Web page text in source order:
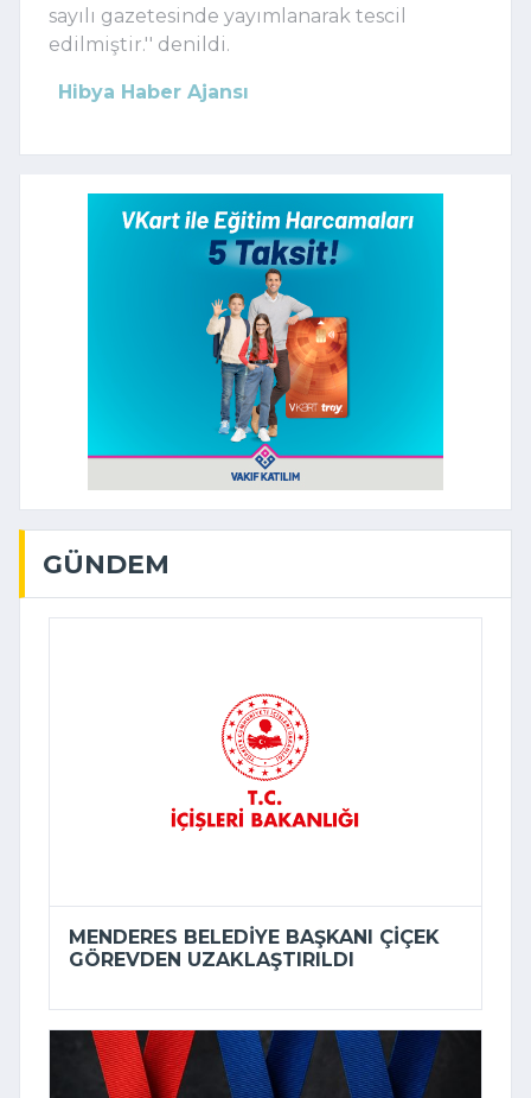
sayılı gazetesinde yayımlanarak tescil
edilmiştir.'' denildi.
Hibya Haber Ajansı
GÜNDEM
MENDERES BELEDIYE BAŞKANI ÇIÇEK
GÖREVDEN UZAKLAŞTIRILDI